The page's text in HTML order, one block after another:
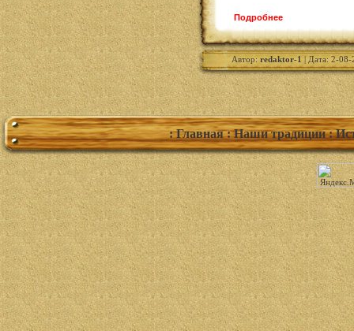
Подробнее
Автор:redaktor-1| Дата: 2-08-
: Главная : Наши традиции :